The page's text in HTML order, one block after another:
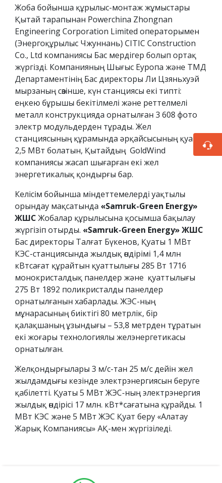
Жоба бойынша құрылыс-монтаж жұмыстары
Қытай тарапынан Powerchina Zhongnan
Engineering Corporation Limited операторымен
(Энергоқұрылыс Чжуннань) CITIC Construction
Co., Ltd компаниясы Бас мердігер болып ортақ
жүргізді. Компанияның Шығыс Еуропа және ТМД
Департаментінің Бас директоры Ли Цзяньхуэй
мырзаның сөзінше, күн станциясы екі типті:
еңкею бұрышы бекітілмелі және реттелмелі
металл конструкцияда орнатылған 3 608 фото
электр модульдерден тұрады. Жел
станциясының құрамында әрқайсысының қуаты
2,5 МВт болатын, Қытайдың GoldWind
компаниясы жасап шығарған екі жел
энергетикалық қондырғы бар.
Келісім бойынша міндеттемелерді уақтылы
орындау мақсатында «Samruk-Green Energy»
ЖШС Жобалар құрылысына қосымша бақылау
жүргізіп отырды. «Samruk-Green Energy» ЖШС
Бас директоры Талғат Бүкенов, Қуаты 1 МВт
КЭС-станциясында жылдық өндірімі 1,4 млн
кВтсағат құрайтын қуаттылығы 285 Вт 1716
монокристалдық панелдер және қуаттылығы
275 Вт 1892 поликристалды панелдер
орнатылғанын хабарлады. ЖЭС-ның
мұнарасының биіктігі 80 метрлік, бір
қалақшаның ұзындығы – 53,8 метрден тұратын
екі жоғары технологиялы желэнергетикасы
орнатылған.
Желқондырғылары 3 м/с-тан 25 м/с дейін жел
жылдамдығы кезінде электрэнергиясын беруге
қабілетті. Қуаты 5 МВт ЖЭС-ның электрэнергия
жылдық өндірісі 17 млн. кВт*сағатына құрайды. 1
МВт КЭС және 5 МВт ЖЭС Қуат беру «Алатау
Жарық Компаниясы» АҚ-мен жүргізіледі.